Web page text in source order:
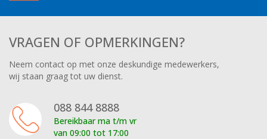
VRAGEN OF OPMERKINGEN?
Neem contact op met onze deskundige medewerkers,
wij staan graag tot uw dienst.
088 844 8888
Bereikbaar ma t/m vr
van 09:00 tot 17:00